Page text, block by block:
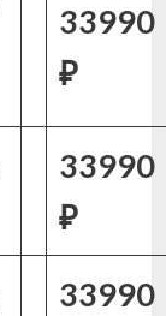
33990
₽
33990
₽
33990